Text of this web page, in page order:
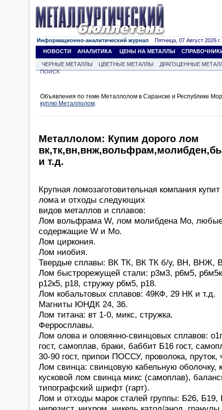
Информационно-аналитический журнал Пятница, 07 Август 2026 г.
НОВОСТИ
АНАЛИТИКА ЦЕНЫ НА МЕТАЛЛЫ
ЧЕРНЫЕ МЕТАЛЛЫ ЦВЕТНЫЕ МЕТАЛЛЫ
ДРАГОЦЕННЫЕ
ПОИСК
Объявления по теме Металлолом в Саранске и Республике
куплю Металлолом.
Металлолом: Купим дорого лом
и т.д.
Крупная ломозаготовительная компания
лома и отходы следующих
видов металлов и сплавов:
Лом вольфрама W, лом молибдена Mo,
содержащие W и Mo.
Лом циркония.
Лом ниобия.
Твердые сплавы: ВК ТК, ВК ТК б/у, ВН,
Лом быстрорежущей стали: р3м3, р6м5,
р12к5, р18, стружку р6м5, р18.
Лом кобальтовых сплавов: 49КФ, 29 НК и т.д.
Магниты ЮНДК 24, 36.
Лом титана: вт 1-0, микс, стружка.
Ферросплавы.
Лом олова и оловянно-свинцовых сплавов:
гост, самоплав, браки, баббит Б16 гост,
30-90 гост, припои ПОССУ, проволока,
Лом свинца: свинцовую кабельную оболочку,
кусковой лом свинца микс (самоплав),
типографский шрифт (гарт).
Лом и отходы марок сталей группы: Б26,